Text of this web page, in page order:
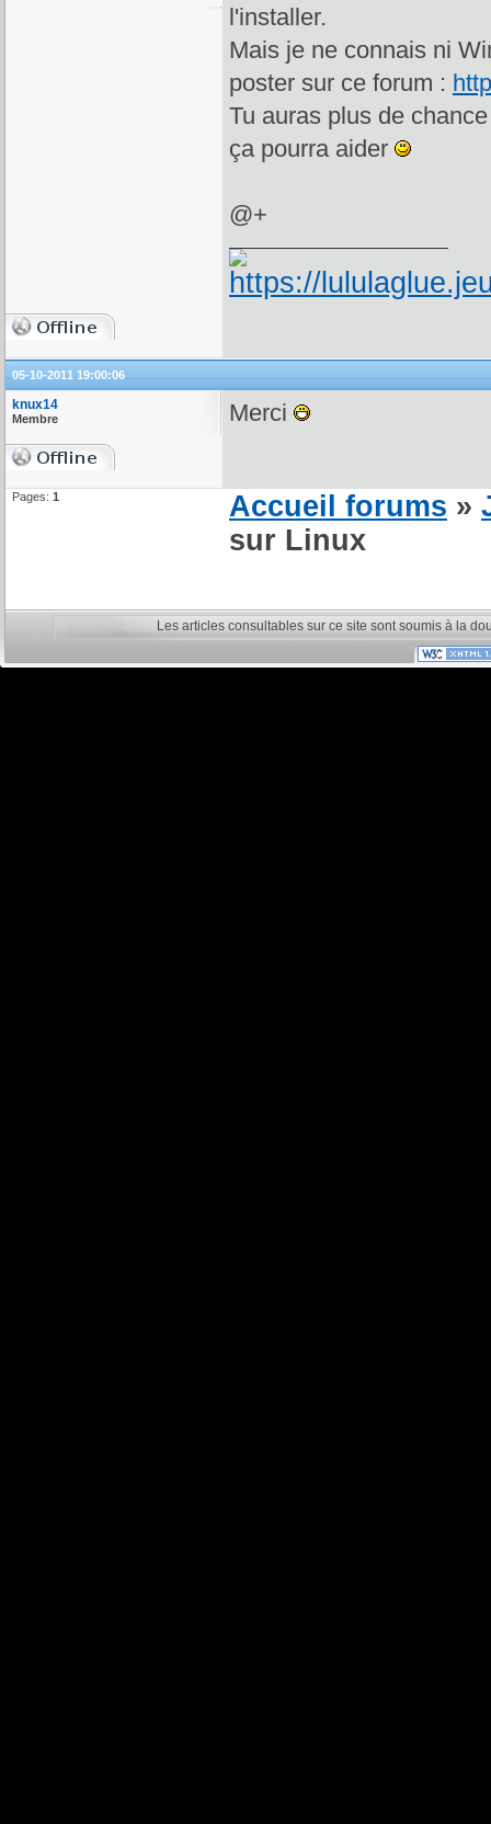
l'installer.
Mais je ne connais ni
poster sur ce forum :
Tu auras plus de
ça pourra aider
@+
05-10-2011 19:00:06
knux14
Membre Merci
Pages: 1 Accueil forums »
sur Linux
Les articles consultables sur ce site sont soumis à la